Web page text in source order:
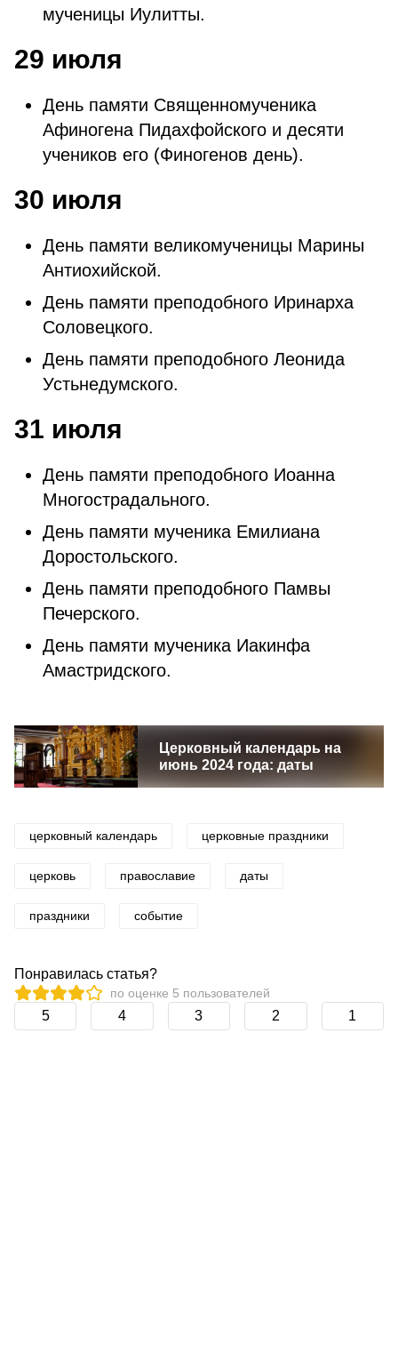
мученицы Иулитты.
29 июля
День памяти Священномученика
Афиногена Пидахфойского и десяти
учеников его (Финогенов день).
30 июля
День памяти великомученицы Марины
Антиохийской.
День памяти преподобного Иринарха
Соловецкого.
День памяти преподобного Леонида
Устьнедумского.
31 июля
День памяти преподобного Иоанна
Многострадального.
День памяти мученика Емилиана
Доростольского.
День памяти преподобного Памвы
Печерского.
День памяти мученика Иакинфа
Амастридского.
Церковный календарь на
июнь 2024 года: даты
церковный календарь церковные праздники
церковь православие даты
праздники событие
Понравилась статья?
по оценке 5 пользователей
5 4 3 2 1